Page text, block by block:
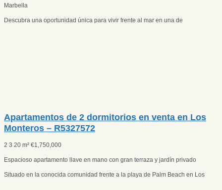
Marbella
Descubra una oportunidad única para vivir frente al mar en una de
Apartamentos de 2 dormitorios en venta en Los
Monteros – R5327572
2 3 20 m² €1,750,000
Espacioso apartamento llave en mano con gran terraza y jardín privado
Situado en la conocida comunidad frente a la playa de Palm Beach en Los